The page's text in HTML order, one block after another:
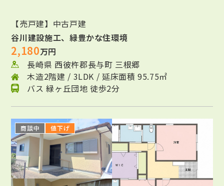
【売戸建】中古戸建
谷川建設施工、緑豊かな住環境
2,180万円
長崎県 西彼杵郡長与町 三根郷
木造2階建 / 3LDK / 延床面積 95.75㎡
バス 緑ヶ丘団地 徒歩2分
商談中 値下げ